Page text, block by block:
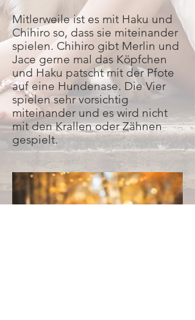
Mitlerweile ist es mit Haku und
Chihiro so, dass sie miteinander
spielen. Chihiro gibt Merlin und
Jace gerne mal das Köpfchen
und Haku patscht mit der Pfote
auf eine Hundenase. Die Vier
spielen sehr vorsichtig
miteinander und es wird nicht
mit den Krallen oder Zähnen
gespielt.